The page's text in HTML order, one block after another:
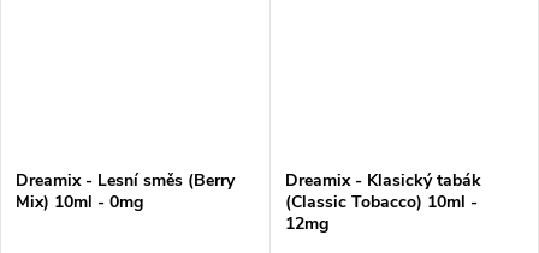
Dreamix - Lesní směs (Berry
Mix) 10ml - 0mg
Dreamix - Klasický tabák
(Classic Tobacco) 10ml -
12mg